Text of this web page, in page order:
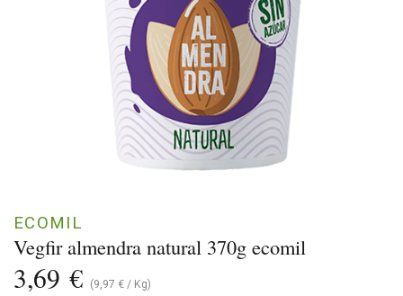
Vegfir almendra natural 370g ecomil
ECOMIL
3,69 € (9,97 € / Kg)